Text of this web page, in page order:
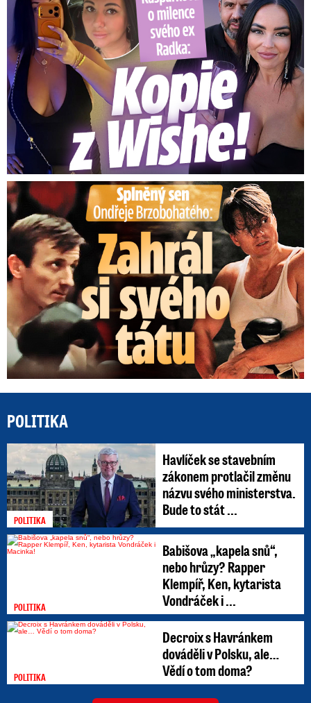
Splněný sen Ondřeje Brzobohatého: Zahrál si svého tátu
POLITIKA
POLITIKA
Havlíček se stavebním
zákonem protlačil změnu
názvu svého ministerstva.
Bude to stát ...
POLITIKA
Babišova „kapela snů“,
nebo hrůzy? Rapper
Klempíř, Ken, kytarista
Vondráček i ...
POLITIKA
Decroix s Havránkem
dováděli v Polsku, ale…
Vědí o tom doma?